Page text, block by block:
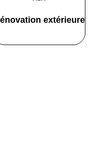
extérieure